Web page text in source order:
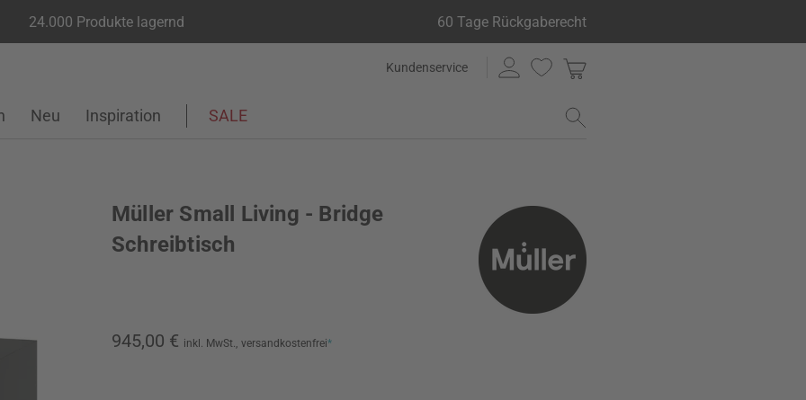
24.000 Produkte lagernd 60 Tage Rückgaberecht
Kundenservice
Neu Inspiration SALE
Müller Small Living - Bridge
Schreibtisch
945,00 € inkl. MwSt., versandkostenfrei*